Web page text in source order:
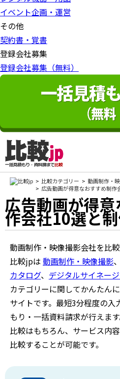
イベント企画・運営
その他
契約書・覚書
登録会社募集
登録会社募集（無料）
比較カテゴリー
動画制作・
広告動画が得意なおすすめ制作
広告動画が得
作会社10選と
動画制作・映像撮影会社を比較
比較jpは 動画制作・映像撮影、
カタログ、 デジタルサイネージ
カテゴリーに関してかんたん
サイトです。最短3分程度の
もり・一括資料請求が行えま
比較はもちろん、サービス内
比較することが可能です。